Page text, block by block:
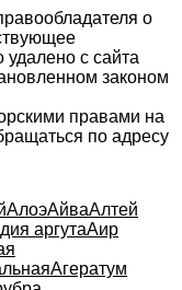
о
удалено с сайта
законом
правами на
по адресу
АлоэАйваАлтей
аргутаАир
Агератум